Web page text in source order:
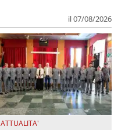
il 07/08/2026
ATTUALITA'